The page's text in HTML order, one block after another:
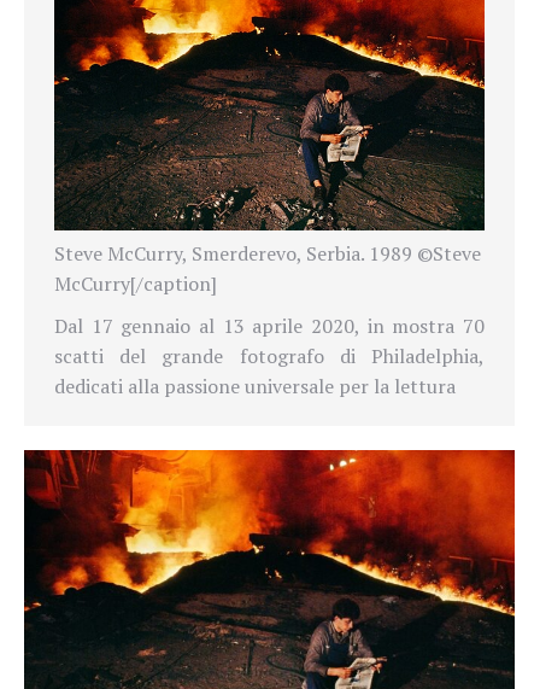
Steve McCurry, Smerderevo, Serbia. 1989 ©Steve
McCurry[/caption]
Dal 17 gennaio al 13 aprile 2020, in mostra 70
scatti del grande fotografo di Philadelphia,
dedicati alla passione universale per la lettura